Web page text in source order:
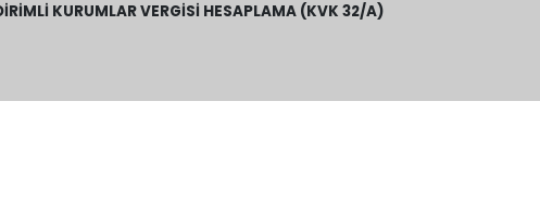
KURUMLAR VERGISI HESAPLAMA (KVK 32/A)